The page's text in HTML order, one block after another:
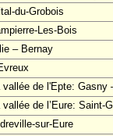
du-Grobois
Les-Bois
– Bernay
vallée de l'Epte: Gasny
de l’Eure: Saint-
sur-Eure